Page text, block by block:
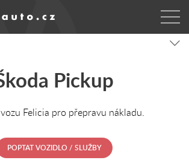
Pickup
Felicia pro přepravu nákladu.
POPTAT VOZIDLO / SLUŽBY